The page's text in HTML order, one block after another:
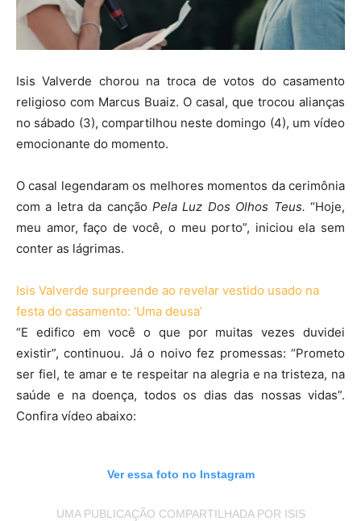
Isis Valverde chorou na troca de votos do casamento
religioso com Marcus Buaiz. O casal, que trocou alianças
no sábado (3), compartilhou neste domingo (4), um vídeo
emocionante do momento.
O casal legendaram os melhores momentos da cerimônia
com a letra da canção Pela Luz Dos Olhos Teus. “Hoje,
meu amor, faço de você, o meu porto”, iniciou ela sem
conter as lágrimas.
Isis Valverde surpreende ao revelar vestido usado na
festa do casamento: ‘Uma deusa’
“E edifico em você o que por muitas vezes duvidei
existir”, continuou. Já o noivo fez promessas: “Prometo
ser fiel, te amar e te respeitar na alegria e na tristeza, na
saúde e na doença, todos os dias das nossas vidas”.
Confira vídeo abaixo:
Ver essa foto no Instagram
UMA PUBLICAÇÃO COMPARTILHADA POR ISIS